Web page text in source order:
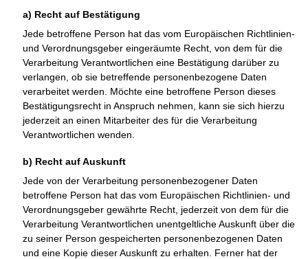
a) Recht auf Bestätigung
Jede betroffene Person hat das vom Europäischen Richtlinien-
und Verordnungsgeber eingeräumte Recht, von dem für die
Verarbeitung Verantwortlichen eine Bestätigung darüber zu
verlangen, ob sie betreffende personenbezogene Daten
verarbeitet werden. Möchte eine betroffene Person dieses
Bestätigungsrecht in Anspruch nehmen, kann sie sich hierzu
jederzeit an einen Mitarbeiter des für die Verarbeitung
Verantwortlichen wenden.
b) Recht auf Auskunft
Jede von der Verarbeitung personenbezogener Daten
betroffene Person hat das vom Europäischen Richtlinien- und
Verordnungsgeber gewährte Recht, jederzeit von dem für die
Verarbeitung Verantwortlichen unentgeltliche Auskunft über die
zu seiner Person gespeicherten personenbezogenen Daten
und eine Kopie dieser Auskunft zu erhalten. Ferner hat der